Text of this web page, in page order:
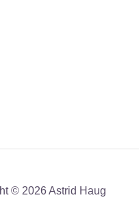
© 2026 Astrid Haug